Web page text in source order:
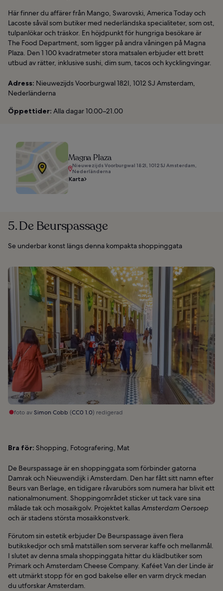
Här finner du affärer från Mango, Swarovski, America Today och
Lacoste såväl som butiker med nederländska specialiteter, som ost,
tulpanlökar och träskor. En höjdpunkt för hungriga besökare är
The Food Department, som ligger på andra våningen på Magna
Plaza. Den 1 100 kvadratmeter stora matsalen erbjuder ett brett
utbud av rätter, inklusive sushi, dim sum, tacos och kycklingvingar.
Adress: Nieuwezijds Voorburgwal 182I, 1012 SJ Amsterdam,
Nederländerna
Öppettider: Alla dagar 10.00–21.00
Magna Plaza
Nieuwezijds Voorburgwal 182I, 1012 SJ Amsterdam,
Nederländerna
Karta
5. De Beurspassage
Se underbar konst längs denna kompakta shoppinggata
foto avSimon Cobb (CC0 1.0) redigerad
Bra för: Shopping, Fotografering, Mat
De Beurspassage är en shoppinggata som förbinder gatorna
Damrak och Nieuwendijk i Amsterdam. Den har fått sitt namn efter
Beurs van Berlage, en tidigare råvarubörs som numera har blivit ett
nationalmonument. Shoppingområdet sticker ut tack vare sina
målade tak och mosaikgolv. Projektet kallasAmsterdam Oersoep
och är stadens största mosaikkonstverk.
Förutom sin estetik erbjuder De Beurspassage även flera
butikskedjor och små matställen som serverar kaffe och mellanmål.
I slutet av denna smala shoppinggata hittar du klädbutiker som
Primark och Amsterdam Cheese Company. Kaféet Van der Linde är
ett utmärkt stopp för en god bakelse eller en varm dryck medan
du utforskar Amsterdam.